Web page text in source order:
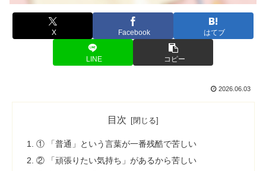
X Facebook はてブ
LINE コピー
2026.06.03
目次
① 「普通」という言葉が一番残酷で苦しい
② 「頑張りたい気持ち」があるから苦しい